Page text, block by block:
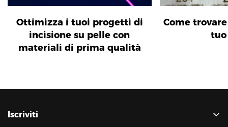
Ottimizza i tuoi progetti di
incisione su pelle con
materiali di prima qualità
Come
tuo
Iscriviti